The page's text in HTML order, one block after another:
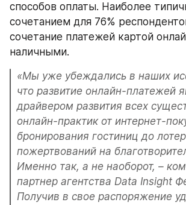
способов оплаты. Наиболее
сочетанием для 76%
сочетание платежей картой
наличными.
«Мы уже убеждались в наших
что развитие онлайн-платежей
драйвером развития всех
онлайн-практик от интернет-
бронирования гостиниц до
пожертвований на
Именно так, а не наоборот, –
партнер агентства Data Insight
Получив в свое распоряжение